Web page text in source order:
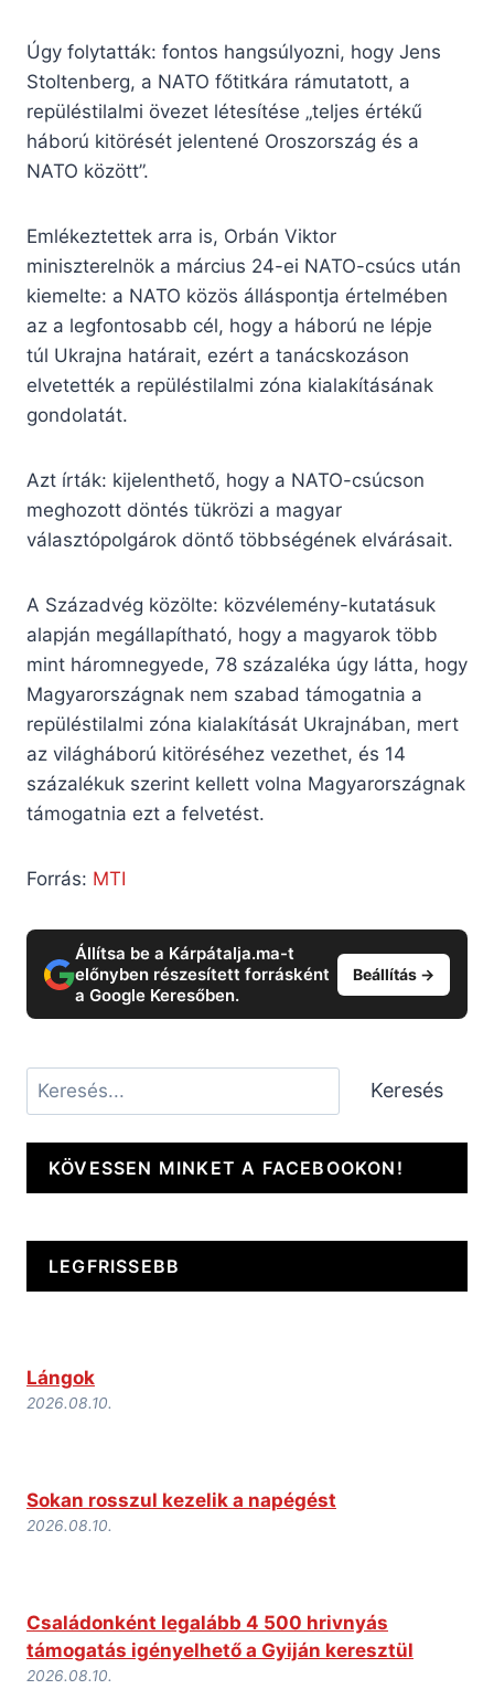
Úgy folytatták: fontos hangsúlyozni, hogy Jens
Stoltenberg, a NATO főtitkára rámutatott, a
repüléstilalmi övezet létesítése „teljes értékű
háború kitörését jelentené Oroszország és a
NATO között”.
Emlékeztettek arra is, Orbán Viktor
miniszterelnök a március 24-ei NATO-csúcs után
kiemelte: a NATO közös álláspontja értelmében
az a legfontosabb cél, hogy a háború ne lépje
túl Ukrajna határait, ezért a tanácskozáson
elvetették a repüléstilalmi zóna kialakításának
gondolatát.
Azt írták: kijelenthető, hogy a NATO-csúcson
meghozott döntés tükrözi a magyar
választópolgárok döntő többségének elvárásait.
A Századvég közölte: közvélemény-kutatásuk
alapján megállapítható, hogy a magyarok több
mint háromnegyede, 78 százaléka úgy látta, hogy
Magyarországnak nem szabad támogatnia a
repüléstilalmi zóna kialakítását Ukrajnában, mert
az világháború kitöréséhez vezethet, és 14
százalékuk szerint kellett volna Magyarországnak
támogatnia ezt a felvetést.
Forrás: MTI
Állítsa be a Kárpátalja.ma-t
előnyben részesített forrásként
a Google Keresőben.
Beállítás →
Keresés Keresés
KÖVESSEN MINKET A FACEBOOKON!
LEGFRISSEBB
Lángok
2026.08.10.
Sokan rosszul kezelik a napégést
2026.08.10.
Családonként legalább 4 500 hrivnyás
támogatás igényelhető a Gyiján keresztül
2026.08.10.